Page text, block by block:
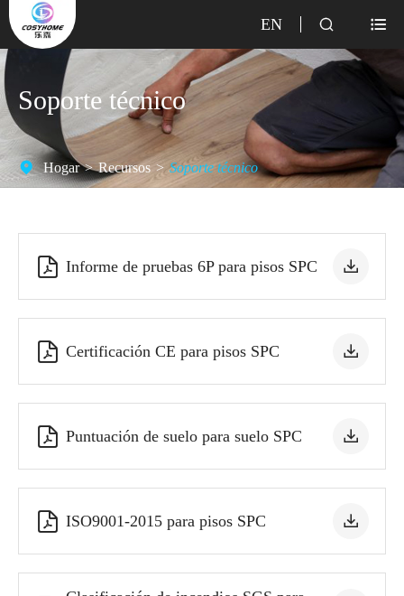
EN  
Soporte técnico
Hogar Recursos Soporte técnico
 Informe de pruebas 6P para pisos SPC 
 Certificación CE para pisos SPC 
 Puntuación de suelo para suelo SPC 
 ISO9001-2015 para pisos SPC 